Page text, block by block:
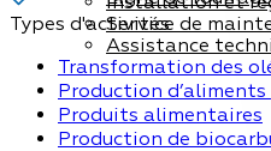
Service de
Assistance
Types d'activités
Transformation des
Production
Produits alimentaires
Production de